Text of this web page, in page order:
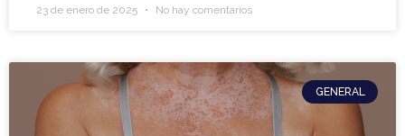
23 de enero de 2025 No hay comentarios
GENERAL